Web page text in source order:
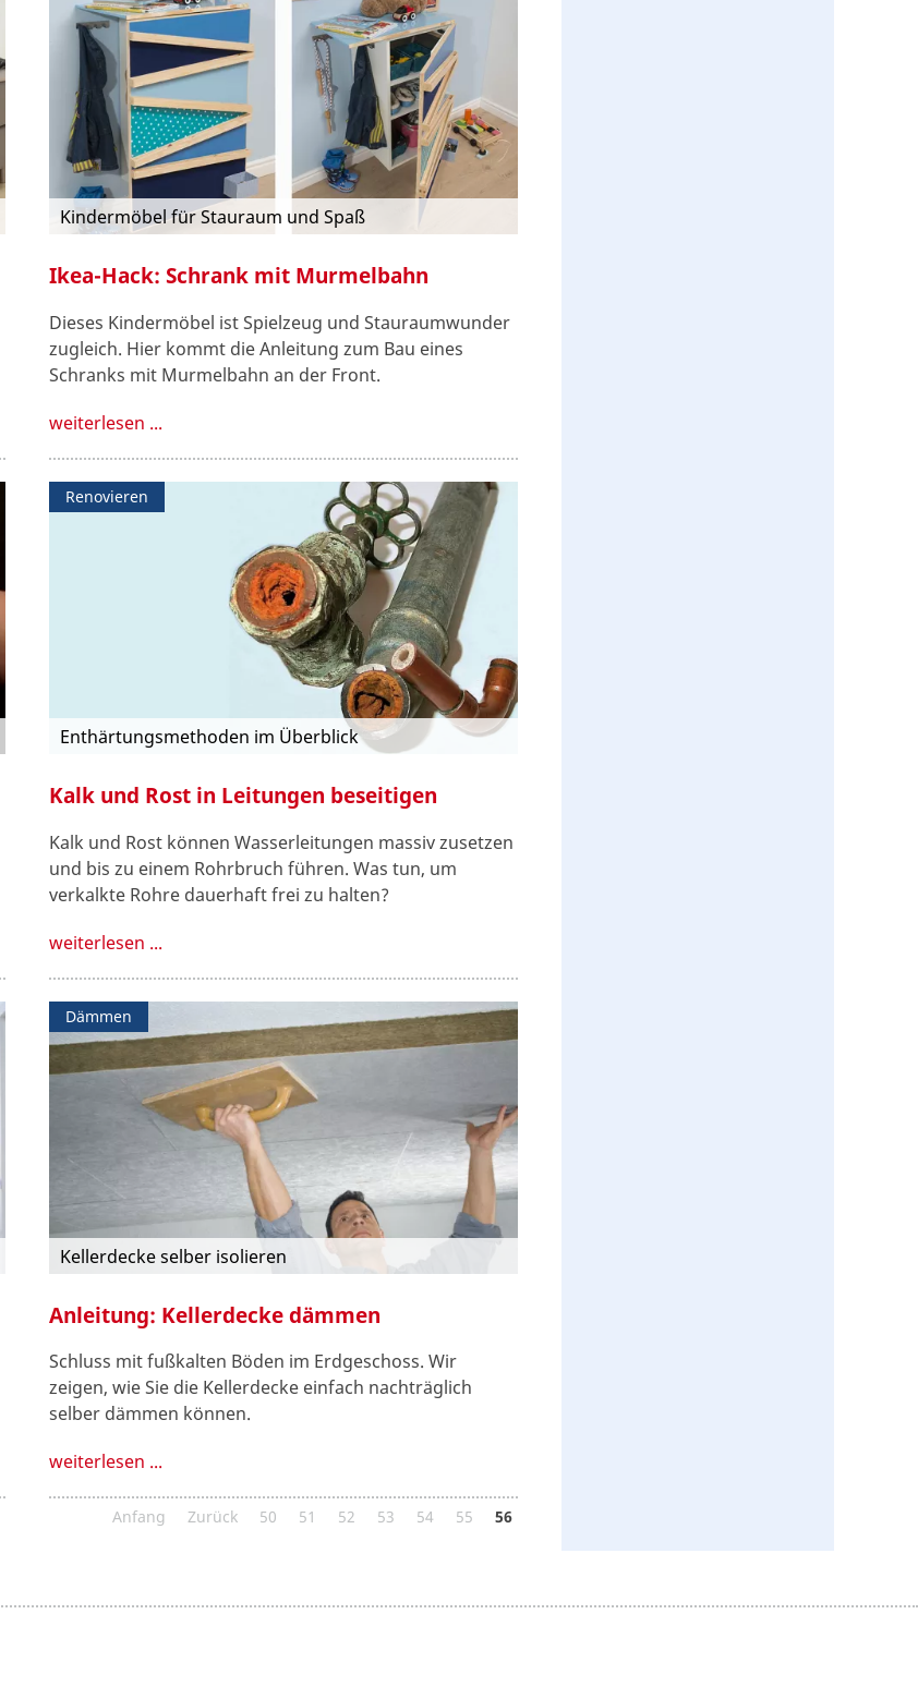
Kindermöbel für Stauraum und Spaß
Ikea-Hack: Schrank mit Murmelbahn
Dieses Kindermöbel ist Spielzeug und Stauraumwunder
zugleich. Hier kommt die Anleitung zum Bau eines
Schranks mit Murmelbahn an der Front.
weiterlesen ...
Renovieren
Enthärtungsmethoden im Überblick
Kalk und Rost in Leitungen beseitigen
Kalk und Rost können Wasserleitungen massiv zusetzen
und bis zu einem Rohrbruch führen. Was tun, um
verkalkte Rohre dauerhaft frei zu halten?
weiterlesen ...
Dämmen
Kellerdecke selber isolieren
Anleitung: Kellerdecke dämmen
Schluss mit fußkalten Böden im Erdgeschoss. Wir
zeigen, wie Sie die Kellerdecke einfach nachträglich
selber dämmen können.
weiterlesen ...
Anfang Zurück 50 51 52 53 54 55 56